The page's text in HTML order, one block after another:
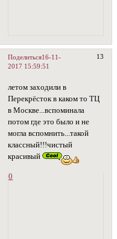
Поделиться 13
16-11-
2017 15:59:51
летом заходили в
Перекрёсток в каком то ТЦ
в Москве...вспоминала
потом где это было и не
могла вспомнить...такой
классный!!!чистый
красивый
0